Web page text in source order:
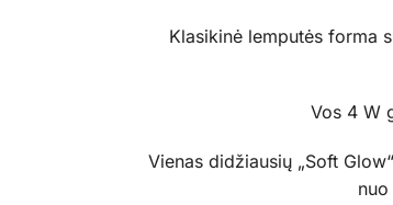
Klasikinė lemputės forma
Vos 4 W
Vienas didžiausių „Soft